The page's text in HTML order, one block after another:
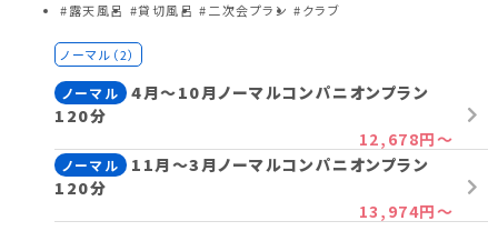
三重県(9)
中部
長野県(14)
石川県(7)
#露天風呂 #貸切風呂 #二次会プラン #クラブ
ノーマル（2）
ノーマル
4月～10月ノーマルコンパニオンプラン
120分
12,678円～
ノーマル
11月～3月ノーマルコンパニオンプラン
120分
13,974円～